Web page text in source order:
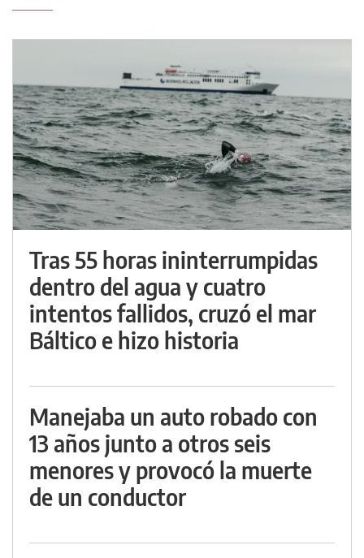
Tras 55 horas ininterrumpidas
dentro del agua y cuatro
intentos fallidos, cruzó el mar
Báltico e hizo historia
Manejaba un auto robado con
13 años junto a otros seis
menores y provocó la muerte
de un conductor